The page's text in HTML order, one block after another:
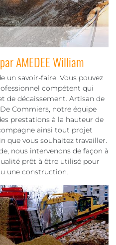
AMEDEE William
un savoir-faire. Vous pouvez
compétent qui
de décaissement. Artisan de
Commiers, notre équipe
prestations à la hauteur de
ainsi tout projet
que vous souhaitez travailler.
nous intervenons de façon à
prêt à être utilisé pour
une construction.